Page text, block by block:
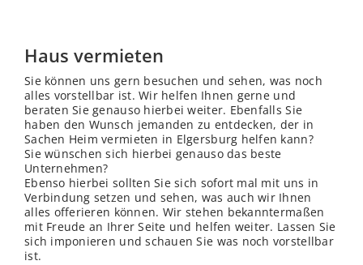
Haus vermieten
Sie können uns gern besuchen und sehen, was noch
alles vorstellbar ist. Wir helfen Ihnen gerne und
beraten Sie genauso hierbei weiter. Ebenfalls Sie
haben den Wunsch jemanden zu entdecken, der in
Sachen Heim vermieten in Elgersburg helfen kann?
Sie wünschen sich hierbei genauso das beste
Unternehmen?
Ebenso hierbei sollten Sie sich sofort mal mit uns in
Verbindung setzen und sehen, was auch wir Ihnen
alles offerieren können. Wir stehen bekanntermaßen
mit Freude an Ihrer Seite und helfen weiter. Lassen Sie
sich imponieren und schauen Sie was noch vorstellbar
ist.